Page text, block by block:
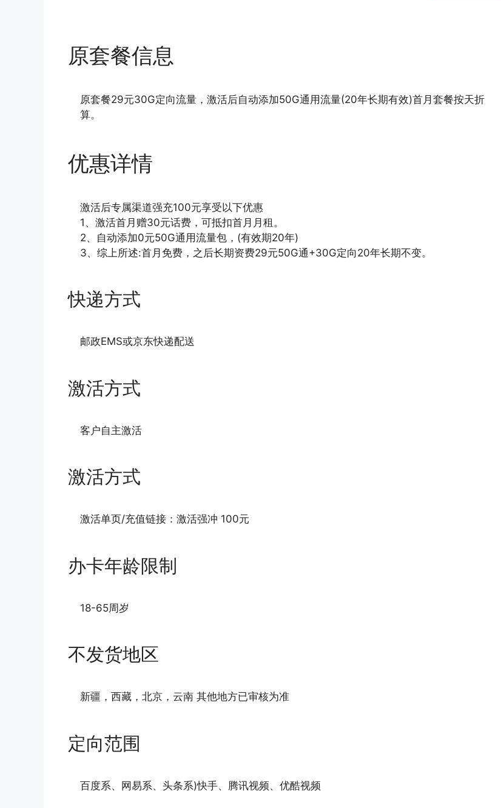
原套餐信息
原套餐29元30G定向流量，激活后自动添加50G通用流量(20年长期有效)首月套餐按天折
算。
优惠详情
激活后专属渠道强充100元享受以下优惠
1、激活首月赠30元话费，可抵扣首月月租。
2、自动添加0元50G通用流量包，(有效期20年)
3、综上所述:首月免费，之后长期资费29元50G通+30G定向20年长期不变。
快递方式
邮政EMS或京东快递配送
激活方式
客户自主激活
激活方式
激活单页/充值链接：激活强冲 100元
办卡年龄限制
18-65周岁
不发货地区
新疆，西藏，北京，云南 其他地方已审核为准
定向范围
百度系、网易系、头条系)快手、腾讯视频、优酷视频